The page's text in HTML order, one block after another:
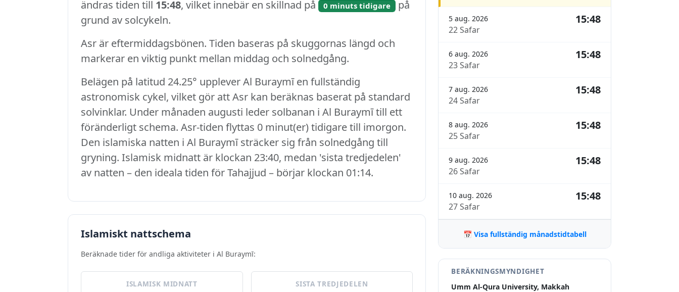
ändras tiden till 15:48, vilket innebär en skillnad på 0 minuts tidigare på
grund av solcykeln.
Asr är eftermiddagsbönen. Tiden baseras på skuggornas längd och
markerar en viktig punkt mellan middag och solnedgång.
Belägen på latitud 24.25° upplever Al Buraymī en fullständig
astronomisk cykel, vilket gör att Asr kan beräknas baserat på standard
solvinklar. Under månaden augusti leder solbanan i Al Buraymī till ett
föränderligt schema. Asr-tiden flyttas 0 minut(er) tidigare till imorgon.
Den islamiska natten i Al Buraymī sträcker sig från solnedgång till
gryning. Islamisk midnatt är klockan 23:40, medan 'sista tredjedelen'
av natten – den ideala tiden för Tahajjud – börjar klockan 01:14.
Islamiskt nattschema
Beräknade tider för andliga aktiviteter i Al Buraymī:
ISLAMISK MIDNATT SISTA TREDJEDELEN
5 aug. 2026
22 Safar
15:48
6 aug. 2026
23 Safar
15:48
7 aug. 2026
24 Safar
15:48
8 aug. 2026
25 Safar
15:48
9 aug. 2026
26 Safar
15:48
10 aug. 2026
27 Safar
15:48
📅 Visa fullständig månadstidtabell
BERÄKNINGSMYNDIGHET
Umm Al-Qura University, Makkah